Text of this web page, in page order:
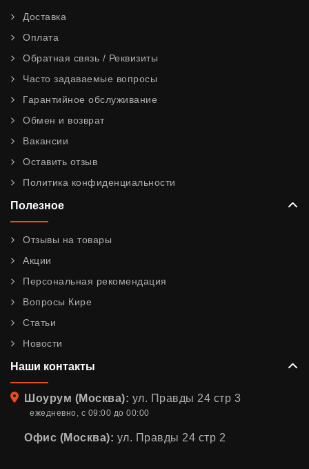
Доставка
Оплата
Обратная связь / Реквизиты
Часто задаваемые вопросы
Гарантийное обслуживание
Обмен и возврат
Вакансии
Оставить отзыв
Политика конфиденциальности
Полезное
Отзывы на товары
Акции
Персональная рекомендация
Вопросы Кире
Статьи
Новости
Наши контакты
Адрес
Шоурум (Москва): ул. Правды 24 стр 3
ежедневно, с 09:00 до 00:00
Офис (Москва): ул. Правды 24 стр 2